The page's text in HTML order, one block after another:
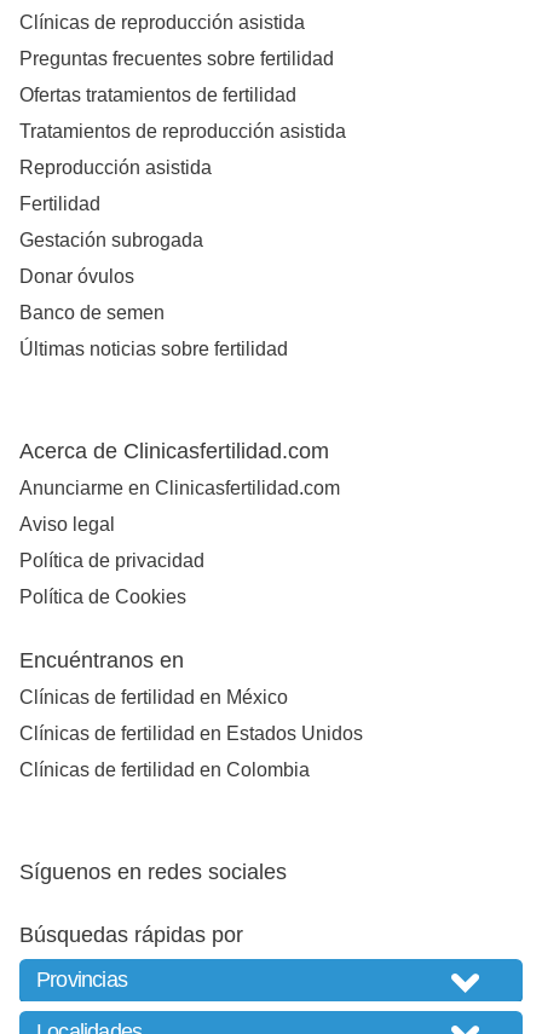
Clínicas de reproducción asistida
Preguntas frecuentes sobre fertilidad
Ofertas tratamientos de fertilidad
Tratamientos de reproducción asistida
Reproducción asistida
Fertilidad
Gestación subrogada
Donar óvulos
Banco de semen
Últimas noticias sobre fertilidad
Acerca de Clinicasfertilidad.com
Anunciarme en Clinicasfertilidad.com
Aviso legal
Política de privacidad
Política de Cookies
Encuéntranos en
Clínicas de fertilidad en México
Clínicas de fertilidad en Estados Unidos
Clínicas de fertilidad en Colombia
Síguenos en redes sociales
Búsquedas rápidas por